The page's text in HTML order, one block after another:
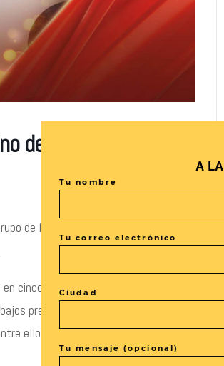
de Madrid
de Medios de China y el Ministerio
cinco idiomas, incluidos inglés,
premiados, se proyectarán
ellos, el Centro Cultural de China en
A LA
Tu nombre
Tu correo electrónico
Ciudad
Tu mensaje (opcional)